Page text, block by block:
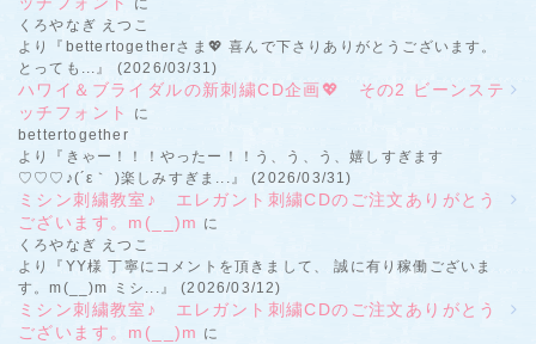
に
くろやなぎ えつこ
より『bettertogetherさま💖 喜んで下さりありがとうございます。
とっても...』 (2026/03/31)
ハワイ＆ブライダルの新刺繍CD企画💖 その2 ビーンステ
ッチフォント
に
bettertogether
より『きゃー！！！やったー！！う、う、う、嬉しすぎます
♡♡♡♪(´ε｀ )楽しみすぎま...』 (2026/03/31)
ミシン刺繍教室♪ エレガント刺繍CDのご注文ありがとう
ございます。m(__)m に
くろやなぎ えつこ
より『YY様 丁寧にコメントを頂きまして、 誠に有り稼働ございま
す。m(__)m ミシ...』 (2026/03/12)
ミシン刺繍教室♪ エレガント刺繍CDのご注文ありがとう
ございます。m(__)m に